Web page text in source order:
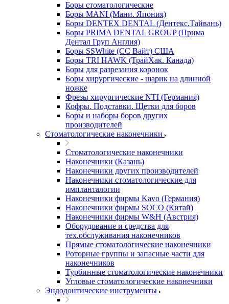
Боры стоматологические
Боры MANI (Мани. Япония)
Боры DENTEX DENTAL (Дентекс.Тайвань)
Боры PRIMA DENTAL GROUP (Прима
Дентал Груп Англия)
Боры SSWhite (СС Вайт) США
Боры TRI HAWK (ТрайХак. Канада)
Боры для разрезания коронок
Боры хирургические - шарик на длинной
ножке
Фрезы хирургические NTI (Германия)
Кофры. Подставки. Щетки для боров
Боры и наборы боров других
производителей
Стоматологические наконечники
Стоматологические наконечники
Наконечники (Казань)
Наконечники других производителей
Наконечники стоматологические для
импланталогии
Наконечники фирмы Kavo (Германия)
Наконечники фирмы SOCO (Китай)
Наконечники фирмы W&H (Австрия)
Оборудование и средства для
тех.обслуживания наконечников
Прямые стоматологические наконечники
Роторные группы и запасные части для
наконечников
Турбинные стоматологические наконечники
Угловые стоматологические наконечники
Эндодонтические инструменты